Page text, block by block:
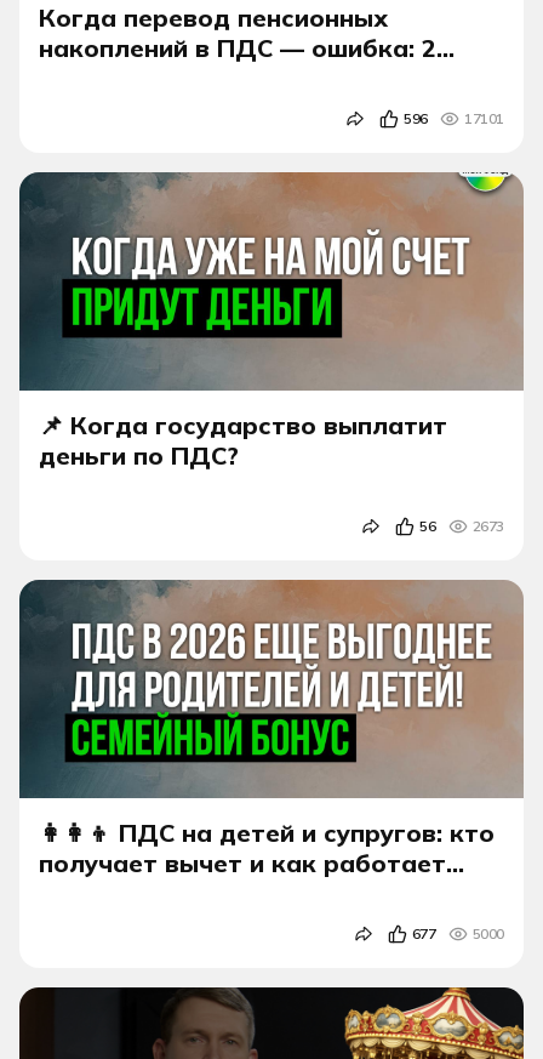
Когда перевод пенсионных
накоплений в ПДС — ошибка: 2
596 17101
📌 Когда государство выплатит
деньги по ПДС?
56 2673
👩‍👩‍👦 ПДС на детей и супругов: кто
получает вычет и как работает
677 5000